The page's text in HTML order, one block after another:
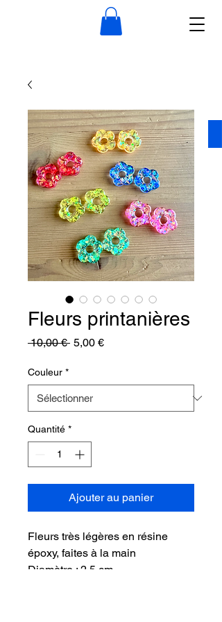
Fleurs printanières
10,00 € Prix
5,00 €Prix
Couleur *
Quantité *
Ajouter au panier
Fleurs très légères en résine
époxy, faites à la main
Diamètre : 2,5 cm